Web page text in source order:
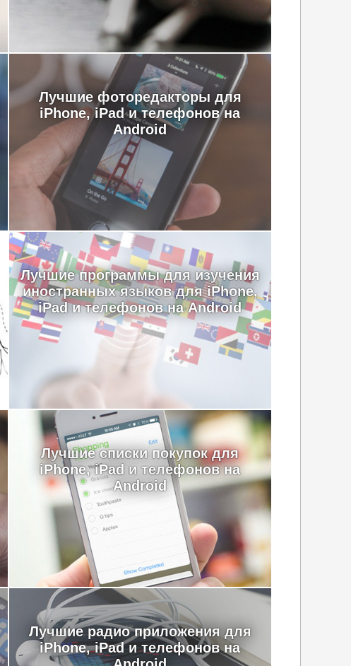
Лучшие фоторедакторы для
iPhone, iPad и телефонов на
Android
Лучшие программы для изучения
иностранных языков для iPhone,
iPad и телефонов на Android
Лучшие cписки покупок для
iPhone, iPad и телефонов на
Android
Лучшие радио приложения для
iPhone, iPad и телефонов на